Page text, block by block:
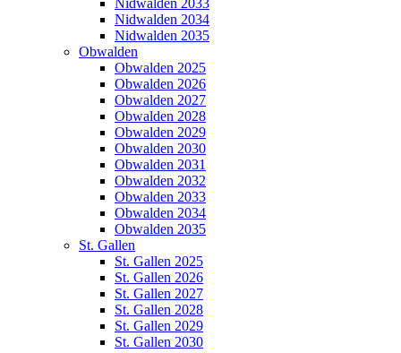
Nidwalden 2033
Nidwalden 2034
Nidwalden 2035
Obwalden
Obwalden 2025
Obwalden 2026
Obwalden 2027
Obwalden 2028
Obwalden 2029
Obwalden 2030
Obwalden 2031
Obwalden 2032
Obwalden 2033
Obwalden 2034
Obwalden 2035
St. Gallen
St. Gallen 2025
St. Gallen 2026
St. Gallen 2027
St. Gallen 2028
St. Gallen 2029
St. Gallen 2030